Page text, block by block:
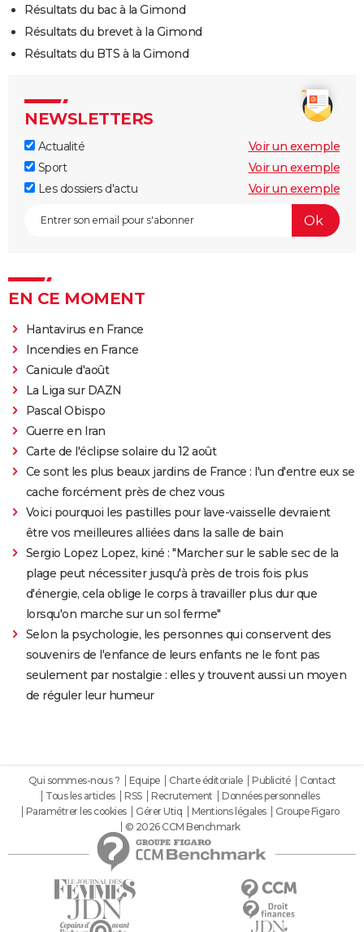
Résultats du bac à la Gimond
Résultats du brevet à la Gimond
Résultats du BTS à la Gimond
NEWSLETTERS
Actualité
Voir un exemple
Sport
Voir un exemple
Les dossiers d'actu
Voir un exemple
EN CE MOMENT
Hantavirus en France
Incendies en France
Canicule d'août
La Liga sur DAZN
Pascal Obispo
Guerre en Iran
Carte de l'éclipse solaire du 12 août
Ce sont les plus beaux jardins de France : l'un d'entre eux se
cache forcément près de chez vous
Voici pourquoi les pastilles pour lave-vaisselle devraient
être vos meilleures alliées dans la salle de bain
Sergio Lopez Lopez, kiné : "Marcher sur le sable sec de la
plage peut nécessiter jusqu'à près de trois fois plus
d'énergie, cela oblige le corps à travailler plus dur que
lorsqu'on marche sur un sol ferme"
Selon la psychologie, les personnes qui conservent des
souvenirs de l'enfance de leurs enfants ne le font pas
seulement par nostalgie : elles y trouvent aussi un moyen
de réguler leur humeur
Qui sommes-nous ? Equipe Charte éditoriale Publicité
Contact
Tous les articles
RSS Recrutement
Données personnelles
Paramétrer les cookies
Gérer Utiq Mentions légales
Groupe Figaro
© 2026 CCM Benchmark